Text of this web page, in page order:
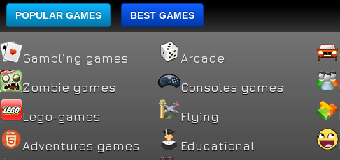
POPULAR GAMES BEST GAMES
Gambling games Arcade
Zombie games Consoles games
Lego-games Flying
Adventures games Educational